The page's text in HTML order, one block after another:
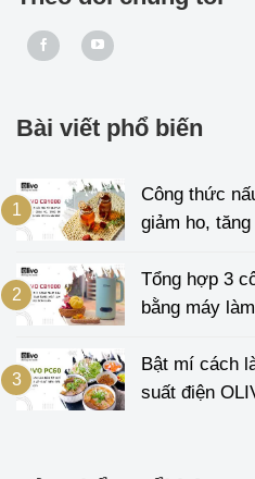
Bài viết phổ biến
Công thức
giảm ho,
Tổng hợp 3
bằng máy
Bật mí cách
suất điện